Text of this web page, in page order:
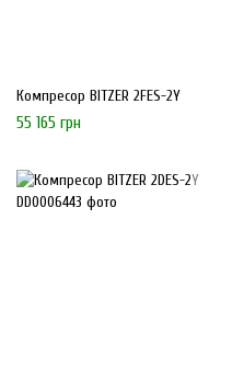
Компресор BITZER 2FES-2Y
55 165 грн